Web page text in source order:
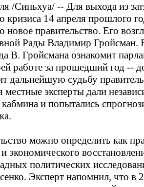
/Синьхуа/ -- Для выхода из
кризиса 14 апреля прошлого
новое правительство. Его
Рады Владимир Гройсман.
В. Гройсмана ознакомит
работе за прошедший год --
дальнейшую судьбу
местные эксперты дали
и попытались
можно определить как
экономического
политических
Эксперт напомнил, что в